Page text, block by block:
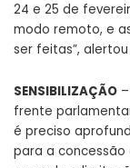
24 e 25 de
modo remoto, e
ser feitas”, alertou
SENSIBILIZAÇÃO
frente
é preciso
para a concessão